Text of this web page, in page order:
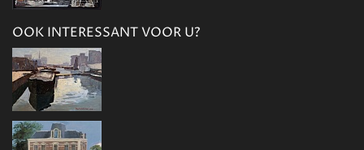
OOK INTERESSANT VOOR U?